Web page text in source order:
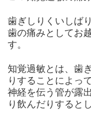
歯ぎしりくいしば
歯の痛みとしてお
す。
知覚過敏とは、歯
りすることによっ
神経を伝う管が露
り飲んだりすると